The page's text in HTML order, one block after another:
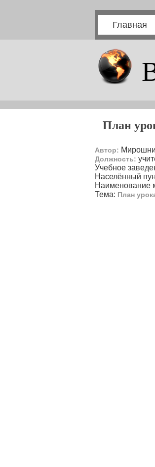
Главная
План
Автор:
Должность:
Учебное
Населённый
Наименование
Тема: План